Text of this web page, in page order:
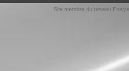
Site membre du réseau Enelye